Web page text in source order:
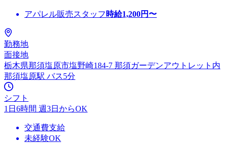
アパレル販売スタッフ 時給1,200円〜
勤務地
面接地
栃木県那須塩原市塩野崎184-7 那須ガーデンアウトレット内
那須塩原駅 バス5分
シフト
1日6時間 週3日からOK
交通費支給
未経験OK